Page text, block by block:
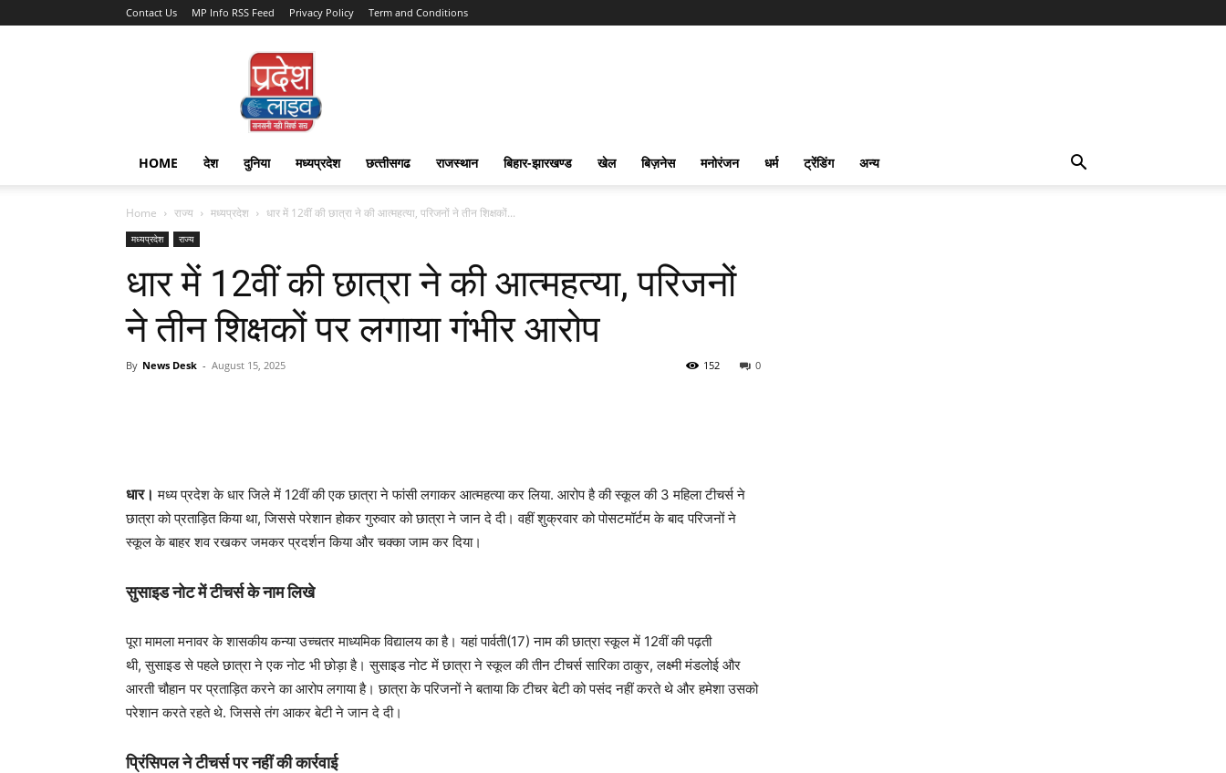
Contact Us MP Info RSS Feed Privacy Policy Term and Conditions
Pradesh
Live
HOME देश दुनिया मध्यप्रदेश छत्‍तीसगढ राजस्‍थान बिहार-झारखण्‍ड खेल बिज़नेस मनोरंजन धर्म ट्रेंडिंग अन्य
Home राज्‍य मध्यप्रदेश धार में 12वीं की छात्रा ने की आत्महत्या, परिजनों ने तीन शिक्षकों...
मध्यप्रदेश राज्‍य
धार में 12वीं की छात्रा ने की आत्महत्या, परिजनों
ने तीन शिक्षकों पर लगाया गंभीर आरोप
By News Desk - August 15, 2025 0
152
धार। मध्य प्रदेश के धार जिले में 12वीं की एक छात्रा ने फांसी लगाकर आत्महत्या कर लिया. आरोप है की स्कूल की 3 महिला टीचर्स ने
छात्रा को प्रताड़ित किया था, जिससे परेशान होकर गुरुवार को छात्रा ने जान दे दी। वहीं शुक्रवार को पोसटमॉर्टम के बाद परिजनों ने
स्कूल के बाहर शव रखकर जमकर प्रदर्शन किया और चक्का जाम कर दिया।
सुसाइड नोट में टीचर्स के नाम लिखे
पूरा मामला मनावर के शासकीय कन्या उच्चतर माध्यमिक विद्यालय का है। यहां पार्वती(17) नाम की छात्रा स्कूल में 12वीं की पढ़ती
थी, सुसाइड से पहले छात्रा ने एक नोट भी छोड़ा है। सुसाइड नोट में छात्रा ने स्कूल की तीन टीचर्स सारिका ठाकुर, लक्ष्मी मंडलोई और
आरती चौहान पर प्रताड़ित करने का आरोप लगाया है। छात्रा के परिजनों ने बताया कि टीचर बेटी को पसंद नहीं करते थे और हमेशा उसको
परेशान करते रहते थे. जिससे तंग आकर बेटी ने जान दे दी।
प्रिंसिपल ने टीचर्स पर नहीं की कार्रवाई